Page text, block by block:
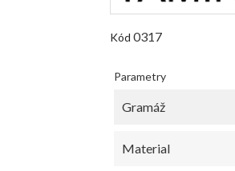
Kód 0317
Parametry
Gramáž
Material